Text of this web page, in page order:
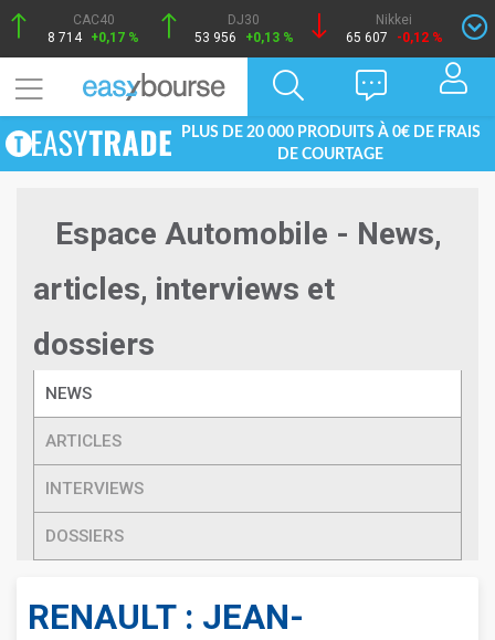
CAC40
8 714 +0,17 %
DJ30
53 956
+0,13 %
Nikkei
65 607
-0,12 %
PLUS DE 20 000 PRODUITS À 0€ DE FRAIS
DE COURTAGE
Espace Automobile - News,
articles, interviews et
dossiers
NEWS
ARTICLES
INTERVIEWS
DOSSIERS
RENAULT : JEAN-